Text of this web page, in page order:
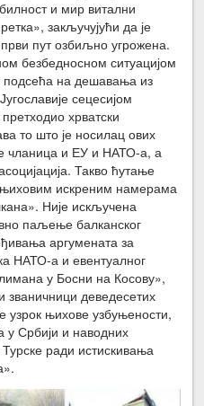
и мир витални
закључујући да је
пут озбиљно угрожена.
безбедносном ситуацијом
подсећа на дешавања из
сецесијом
претходио хрватски
то што је носилац ових
чланица и ЕУ и НАТО-а, а
Такво ћутање
искреним намерама
Није искључена
паљење балканског
аргумената за
НАТО-а и евентуалног
у Босни на Косову»,
званичници деведесетих
узрок њихове узбуњености,
у Србији и наводних
ради истискивања